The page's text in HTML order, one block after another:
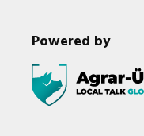
Powered by